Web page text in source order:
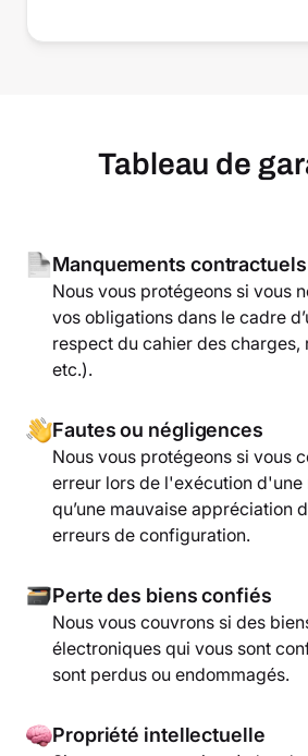
Tableau de
Manquements contractuels
Nous vous protégeons si vous
vos obligations dans le cadre
respect du cahier des charges,
etc.).
Fautes ou négligences
Nous vous protégeons si vous
erreur lors de l'exécution d'une
qu’une mauvaise appréciation
erreurs de configuration.
Perte des biens confiés
Nous vous couvrons si des
électroniques qui vous sont
sont perdus ou endommagés.
Propriété intellectuelle